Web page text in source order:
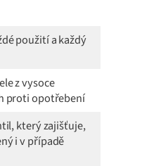
použití a každý
z vysoce
proti opotřebení
který zajišťuje,
i v případě